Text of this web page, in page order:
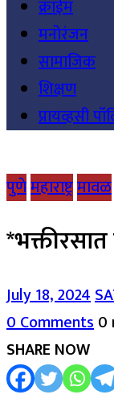
क्राईम
मनोरंजन
सामाजिक
शिक्षण
प्रायव्हसी
पुणेमहाराष्ट्रमावळ
July 18, 2024
0 Comments0
SHARE NOW